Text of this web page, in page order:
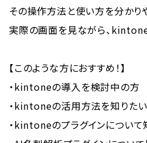
その操作方法と使い方を分かり
実際の画面を見ながら、kintone
【このような方におすすめ！】
・kintoneの導入を検討中の方
・kintoneの活用方法を知りた
・kintoneのプラグインについて